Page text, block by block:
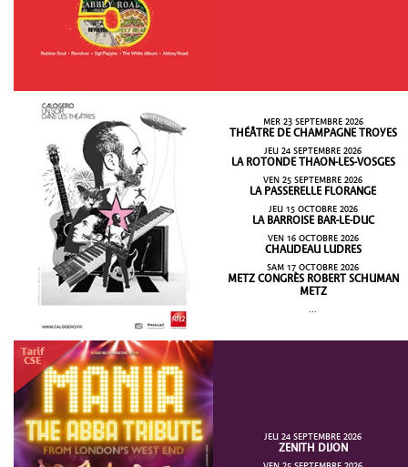
MER 23 SEPTEMBRE 2026
THÉÂTRE DE CHAMPAGNE TROYES
JEU 24 SEPTEMBRE 2026
LA ROTONDE THAON-LES-VOSGES
VEN 25 SEPTEMBRE 2026
LA PASSERELLE FLORANGE
JEU 15 OCTOBRE 2026
LA BARROISE BAR-LE-DUC
VEN 16 OCTOBRE 2026
CHAUDEAU LUDRES
SAM 17 OCTOBRE 2026
METZ CONGRÈS ROBERT SCHUMAN
METZ
JEU 24 SEPTEMBRE 2026
ZENITH DIJON